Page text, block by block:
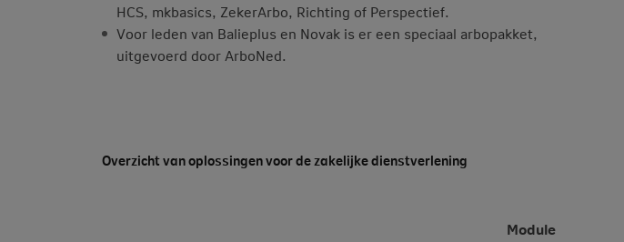
HCS, mkbasics, ZekerArbo, Richting of Perspectief.
Voor leden van Balieplus en Novak is er een speciaal arbopakket,
uitgevoerd door ArboNed.
Overzicht van oplossingen voor de zakelijke dienstverlening
Module